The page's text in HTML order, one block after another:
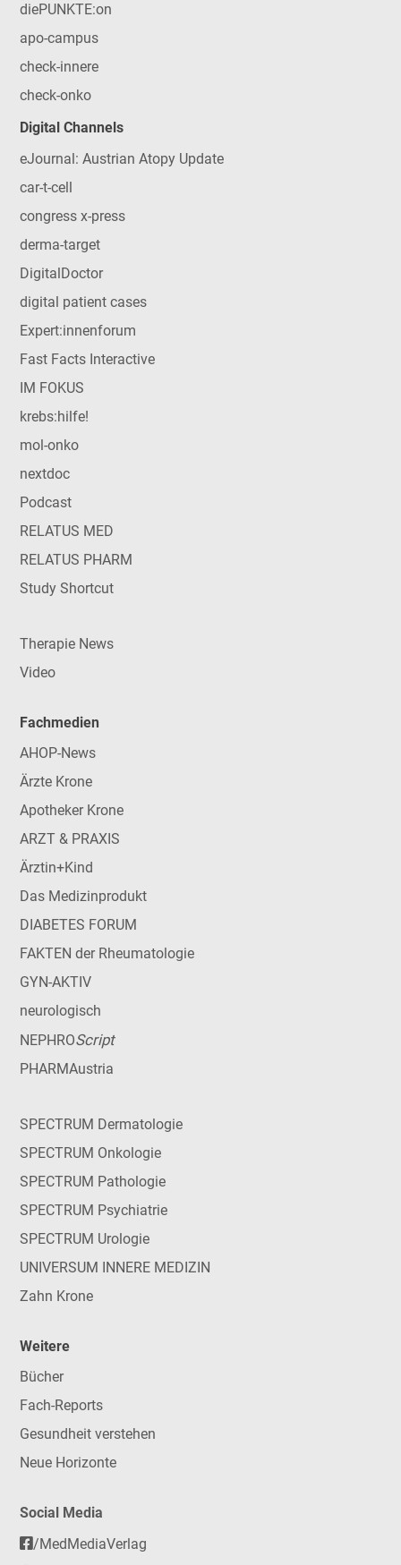
diePUNKTE:on
apo-campus
check-innere
check-onko
Digital Channels
eJournal: Austrian Atopy Update
car-t-cell
congress x-press
derma-target
DigitalDoctor
digital patient cases
Expert:innenforum
Fast Facts Interactive
IM FOKUS
krebs:hilfe!
mol-onko
nextdoc
Podcast
RELATUS MED
RELATUS PHARM
Study Shortcut
Therapie News
Video
Fachmedien
AHOP-News
Ärzte Krone
Apotheker Krone
ARZT & PRAXIS
Ärztin+Kind
Das Medizinprodukt
DIABETES FORUM
FAKTEN der Rheumatologie
GYN-AKTIV
neurologisch
NEPHROScript
PHARMAustria
SPECTRUM Dermatologie
SPECTRUM Onkologie
SPECTRUM Pathologie
SPECTRUM Psychiatrie
SPECTRUM Urologie
UNIVERSUM INNERE MEDIZIN
Zahn Krone
Weitere
Bücher
Fach-Reports
Gesundheit verstehen
Neue Horizonte
Social Media
/MedMediaVerlag